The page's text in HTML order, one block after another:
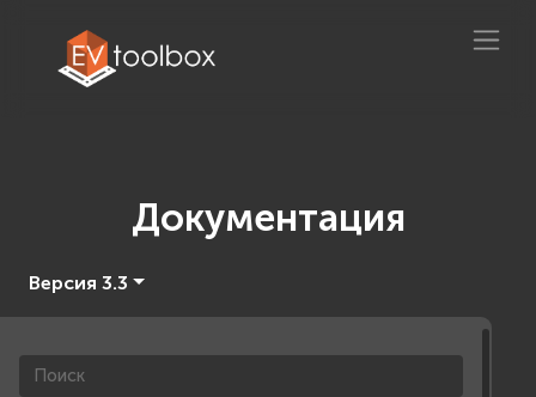
Документация
Версия 3.3